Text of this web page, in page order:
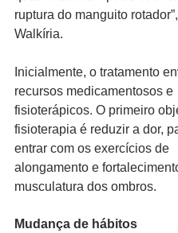
ruptura do manguito
Walkíria.
Inicialmente, o tratamento
recursos medicamentosos e
fisioterápicos. O primeiro
fisioterapia é reduzir a dor,
entrar com os exercícios de
alongamento e
musculatura dos ombros.
Mudança de hábitos